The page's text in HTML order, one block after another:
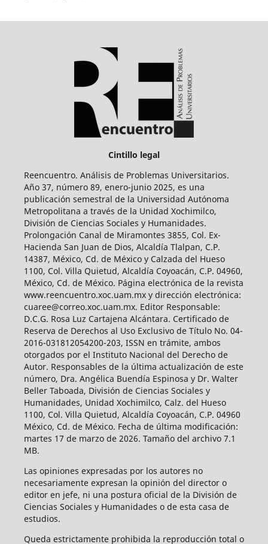
Cintillo legal
Reencuentro. Análisis de Problemas Universitarios.
Año 37, número 89, enero-junio 2025, es una
publicación semestral de la Universidad Autónoma
Metropolitana a través de la Unidad Xochimilco,
División de Ciencias Sociales y Humanidades.
Prolongación Canal de Miramontes 3855, Col. Ex-
Hacienda San Juan de Dios, Alcaldía Tlalpan, C.P.
14387, México, Cd. de México y Calzada del Hueso
1100, Col. Villa Quietud, Alcaldía Coyoacán, C.P. 04960,
México, Cd. de México. Página electrónica de la revista
www.reencuentro.xoc.uam.mx y dirección electrónica:
cuaree@correo.xoc.uam.mx. Editor Responsable:
D.C.G. Rosa Luz Cartajena Alcántara. Certificado de
Reserva de Derechos al Uso Exclusivo de Título No. 04-
2016-031812054200-203, ISSN en trámite, ambos
otorgados por el Instituto Nacional del Derecho de
Autor. Responsables de la última actualización de este
número, Dra. Angélica Buendía Espinosa y Dr. Walter
Beller Taboada, División de Ciencias Sociales y
Humanidades, Unidad Xochimilco, Calz. del Hueso
1100, Col. Villa Quietud, Alcaldía Coyoacán, C.P. 04960
México, Cd. de México. Fecha de última modificación:
martes 17 de marzo de 2026. Tamaño del archivo 7.1
MB.
Las opiniones expresadas por los autores no
necesariamente expresan la opinión del director o
editor en jefe, ni una postura oficial de la División de
Ciencias Sociales y Humanidades o de esta casa de
estudios.
Queda estrictamente prohibida la reproducción total o